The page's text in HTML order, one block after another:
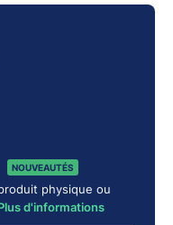
NOUVEAUTÉS
physique ou
d'informations